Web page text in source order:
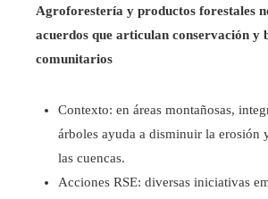
Agroforestería y productos forestales
acuerdos que articulan conservación y
comunitarios
Contexto: en áreas montañosas,
árboles ayuda a disminuir la erosión
las cuencas.
Acciones RSE: diversas iniciativas